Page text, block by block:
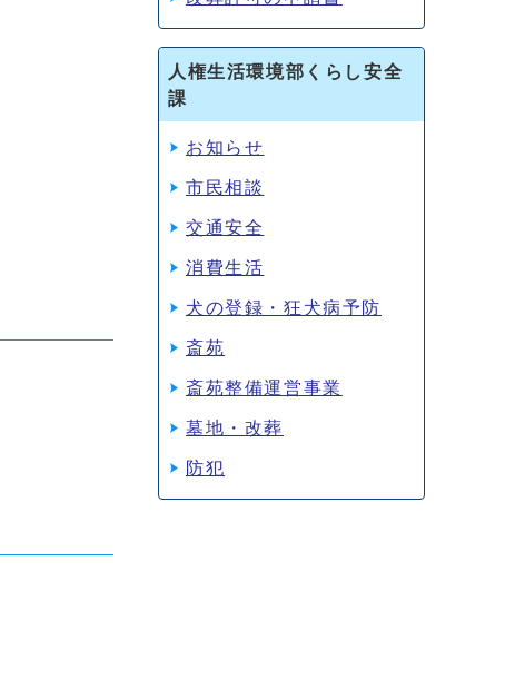
人権生活環境部くらし安全
課
お知らせ
市民相談
交通安全
消費生活
犬の登録・狂犬病予防
斎苑
斎苑整備運営事業
墓地・改葬
防犯